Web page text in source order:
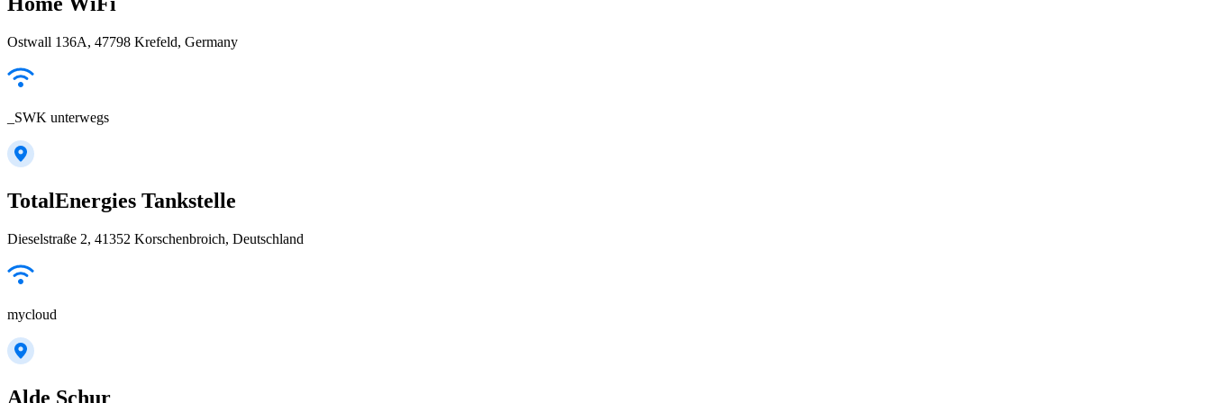
Ostwall 136A, 47798 Krefeld, Germany
_SWK unterwegs
TotalEnergies Tankstelle
Dieselstraße 2, 41352 Korschenbroich, Deutschland
mycloud
Alde Schur